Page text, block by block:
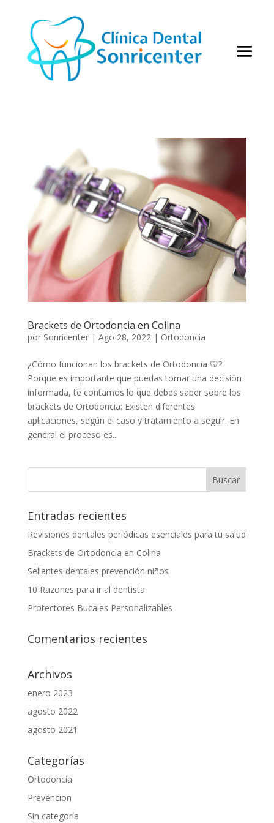
Brackets de Ortodoncia en Colina
por Sonricenter| Ago 28, 2022| Ortodoncia
¿Cómo funcionan los brackets de Ortodoncia 🦷?
Porque es importante que puedas tomar una decisión
informada, te contamos lo que debes saber sobre los
brackets de Ortodoncia: Existen diferentes
aplicaciones, según el caso y tratamiento a seguir. En
general el proceso es...
Entradas recientes
Revisiones dentales periódicas esenciales para tu salud
Brackets de Ortodoncia en Colina
Sellantes dentales prevención niños
10 Razones para ir al dentista
Protectores Bucales Personalizables
Comentarios recientes
Archivos
enero 2023
agosto 2022
agosto 2021
Categorías
Ortodoncia
Prevencion
Sin categoría